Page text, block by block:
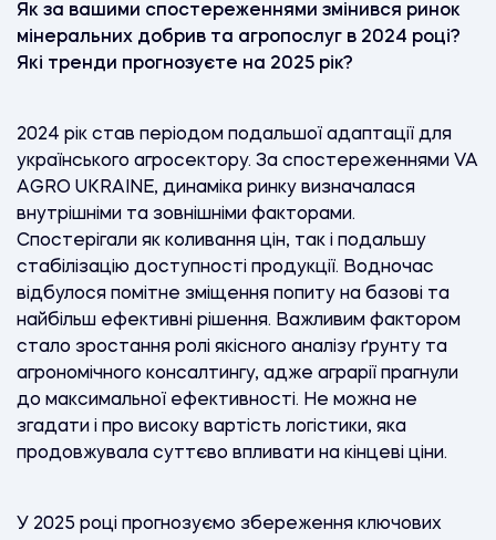
Як за вашими спостереженнями змінився ринок
мінеральних добрив та агропослуг в 2024 році?
Які тренди прогнозуєте на 2025 рік?
2024 рік став періодом подальшої адаптації для
українського агросектору. За спостереженнями VA
AGRO UKRAINE, динаміка ринку визначалася
внутрішніми та зовнішніми факторами.
Спостерігали як коливання цін, так і подальшу
стабілізацію доступності продукції. Водночас
відбулося помітне зміщення попиту на базові та
найбільш ефективні рішення. Важливим фактором
стало зростання ролі якісного аналізу ґрунту та
агрономічного консалтингу, адже аграрії прагнули
до максимальної ефективності. Не можна не
згадати і про високу вартість логістики, яка
продовжувала суттєво впливати на кінцеві ціни.
У 2025 році прогнозуємо збереження ключових